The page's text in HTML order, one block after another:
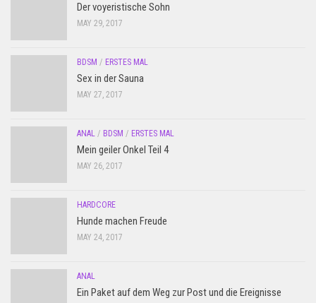
Der voyeristische Sohn
MAY 29, 2017
BDSM / ERSTES MAL
Sex in der Sauna
MAY 27, 2017
ANAL / BDSM / ERSTES MAL
Mein geiler Onkel Teil 4
MAY 26, 2017
HARDCORE
Hunde machen Freude
MAY 24, 2017
ANAL
Ein Paket auf dem Weg zur Post und die Ereignisse